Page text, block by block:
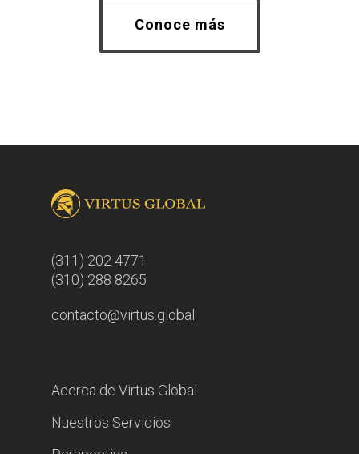
Conoce más
(311) 202 4771
(310) 288 8265
contacto@virtus.global
Acerca de Virtus Global
Nuestros Servicios